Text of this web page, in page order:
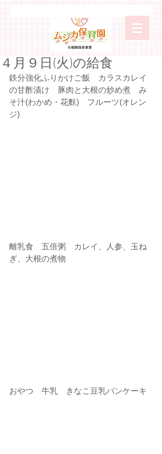
４月９日(火)の給食
鉄分強化ふりかけご飯　カラスカレイ
の甘酢漬け　豚肉と大根の炒め煮　み
そ汁(わかめ・花麩)　フルーツ(オレン
ジ)
離乳食　五倍粥　カレイ、人参、玉ね
ぎ、大根の煮物
おやつ　牛乳　きなこ豆乳パンケーキ